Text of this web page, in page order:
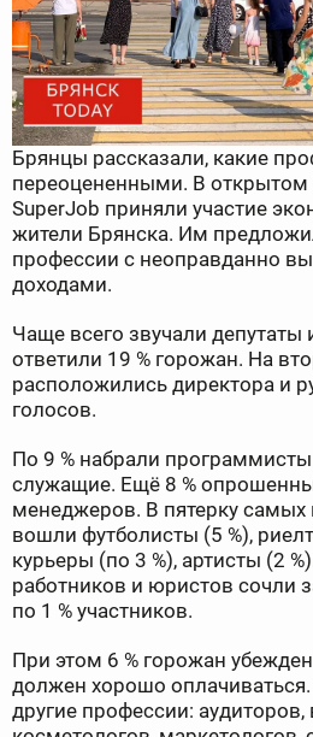
Брянцы рассказали, какие
переоцененными. В открытом
SuperJob приняли участие
жители Брянска. Им
профессии с неоправданно
доходами.
Чаще всего звучали депутаты
ответили 19 % горожан. На
расположились директора и
голосов.
По 9 % набрали
служащие. Ещё 8 %
менеджеров. В пятерку
вошли футболисты (5 %),
курьеры (по 3 %), артисты (2
работников и юристов
по 1 % участников.
При этом 6 % горожан
должен хорошо
другие профессии: аудиторов,